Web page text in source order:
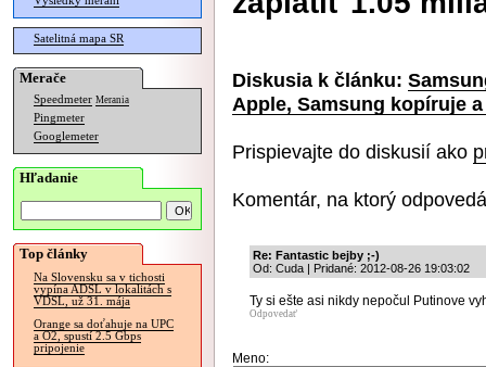
Satelitná mapa SR
Merače
Speedmeter Merania
Pingmeter
Googlemeter
Hľadanie
Top články
Na Slovensku sa v tichosti
vypína ADSL v lokalitách s
VDSL, už 31. mája
Orange sa doťahuje na UPC
a O2, spustí 2.5 Gbps
pripojenie
Diskusia k článku:
Apple, Samsung kopíruje
Prispievajte do diskusií ako
Komentár, na ktorý
Re: Fantastic bejby ;-)
Od: Cuda | Pridané: 2012-08-26 19:03:02
Ty si ešte asi nikdy nepočul Putinove
Odpovedať
Meno: